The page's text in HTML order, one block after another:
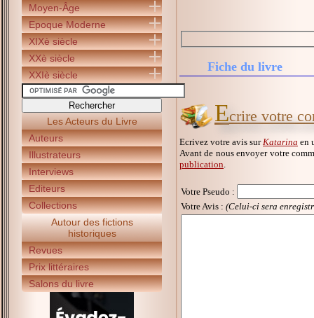
Moyen-Âge
Epoque Moderne
XIXè siècle
XXè siècle
XXIè siècle
Les Acteurs du Livre
Auteurs
Illustrateurs
Interviews
Editeurs
Collections
Autour des fictions
historiques
Revues
Prix littéraires
Salons du livre
Fiche du livre
Ecrire votre
Ecrivez votre avis sur Katarina en
Avant de nous envoyer votre
publication
Votre Pseudo :
Votre Avis : (Celui-ci sera